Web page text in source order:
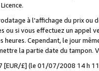
à l'affichage du prix
ou si vous effectuez un appel
Cependant, le jour
la partie date du tampon.
[EUR/£] (le 01/07/2008 14 h